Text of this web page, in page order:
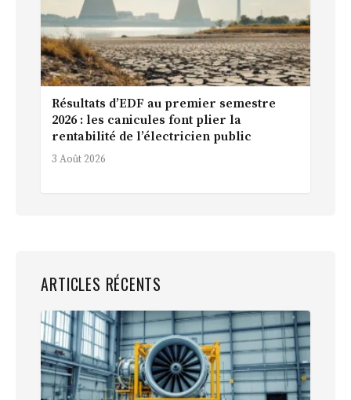
Résultats d’EDF au premier semestre
2026 : les canicules font plier la
rentabilité de l’électricien public
3 Août 2026
ARTICLES RÉCENTS